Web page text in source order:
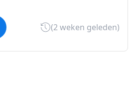
(2 weken geleden)